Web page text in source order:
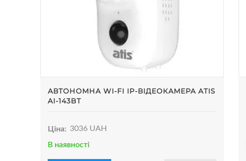
АВТОНОМНА WI-FI IP-ВІДЕОКАМЕРА ATIS
AI-143BT
Ціна: 3036 UAH
В наявності